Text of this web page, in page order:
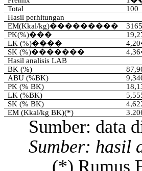
Total
100
Hasilperhitungan
EM(Kkal/kg)���������
PK(%)���
LK (%)���� 4,20
SK (%)������� 4,36
Hasilanalisis LAB
BK (%)
ABU (%BK)
PK (% BK)
LK (%BK)
SK (% BK)
EM (Kkal/kgBK)(*)
Sumber: data
Sumber: hasil
(*) Rumus